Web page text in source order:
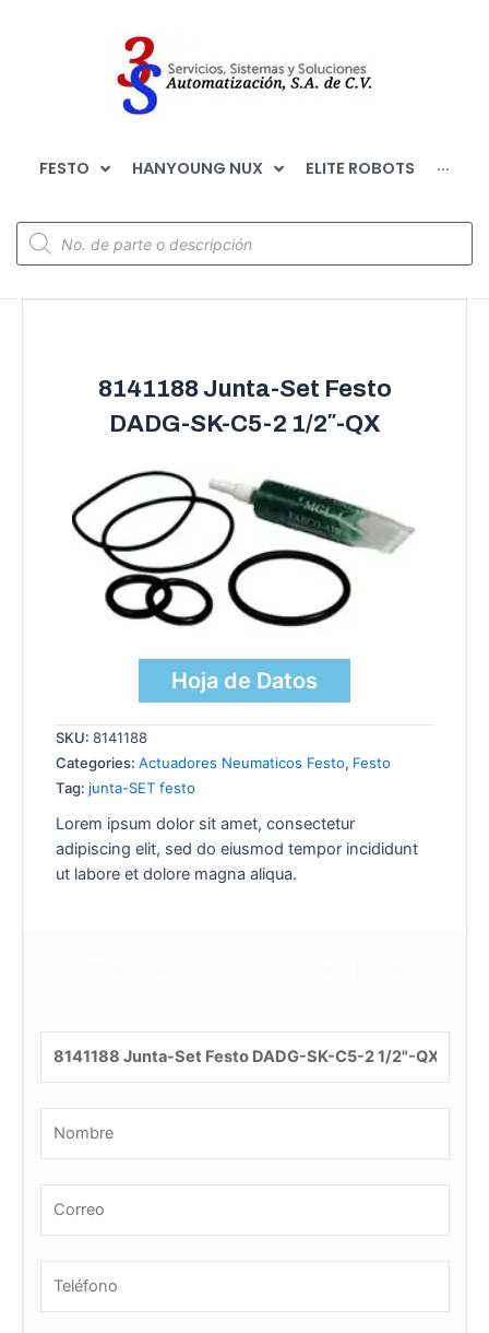
FESTO HANYOUNG NUX ELITE ROBOTS ···
8141188 Junta-Set Festo
DADG-SK-C5-2 1/2″-QX
Hoja de Datos
SKU: 8141188
Categories: Actuadores Neumaticos Festo, Festo
Tag: junta-SET festo
Lorem ipsum dolor sit amet, consectetur
adipiscing elit, sed do eiusmod tempor incididunt
ut labore et dolore magna aliqua.